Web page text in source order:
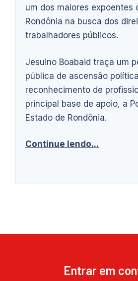
um dos maiores expoentes
Rondônia na busca dos
trabalhadores públicos.
Jesuino Boabaid traça um
pública de ascensão
reconhecimento de
principal base de apoio, a
Estado de Rondônia.
Continue lendo...
Entrar em